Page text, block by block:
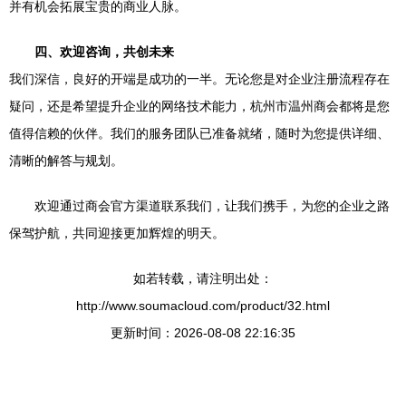
并有机会拓展宝贵的商业人脉。
四、欢迎咨询，共创未来
我们深信，良好的开端是成功的一半。无论您是对企业注册流程存在
疑问，还是希望提升企业的网络技术能力，杭州市温州商会都将是您
值得信赖的伙伴。我们的服务团队已准备就绪，随时为您提供详细、
清晰的解答与规划。
欢迎通过商会官方渠道联系我们，让我们携手，为您的企业之路
保驾护航，共同迎接更加辉煌的明天。
如若转载，请注明出处：
http://www.soumacloud.com/product/32.html
更新时间：2026-08-08 22:16:35